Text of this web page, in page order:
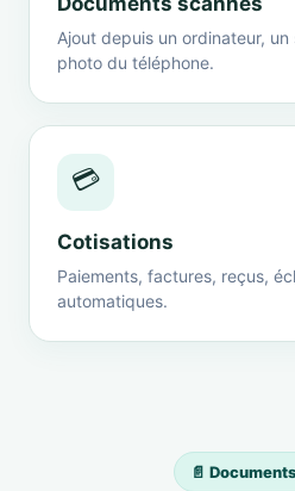
Ajout depuis un ordinateur, un
photo du téléphone.
💳
Cotisations
Paiements, factures, reçus,
automatiques.
📄